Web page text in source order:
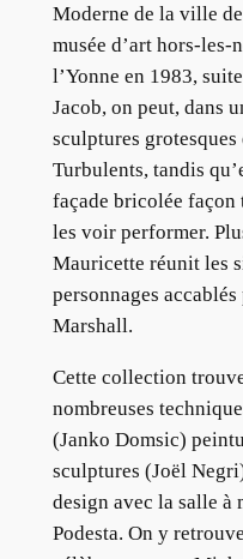
Moderne de la ville
musée d’art hors-les-
l’Yonne en 1983,
Jacob, on peut, dans
sculptures grotesques
Turbulents, tandis
façade bricolée façon
les voir performer.
Mauricette réunit les
personnages
Marshall.
Cette collection
nombreuses
(Janko Domsic)
sculptures (Joël
design avec la salle à
Podesta. On y